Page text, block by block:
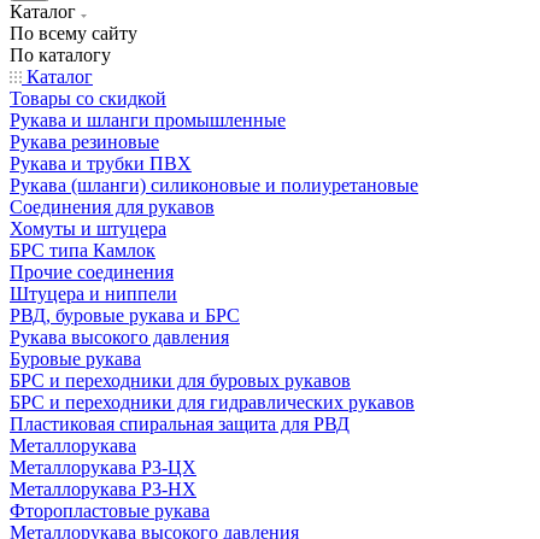
Каталог
По всему сайту
По каталогу
Каталог
Товары со скидкой
Рукава и шланги промышленные
Рукава резиновые
Рукава и трубки ПВХ
Рукава (шланги) силиконовые и полиуретановые
Соединения для рукавов
Хомуты и штуцера
БРС типа Камлок
Прочие соединения
Штуцера и ниппели
РВД, буровые рукава и БРС
Рукава высокого давления
Буровые рукава
БРС и переходники для буровых рукавов
БРС и переходники для гидравлических рукавов
Пластиковая спиральная защита для РВД
Металлорукава
Металлорукава Р3-ЦХ
Металлорукава Р3-НХ
Фторопластовые рукава
Металлорукава высокого давления